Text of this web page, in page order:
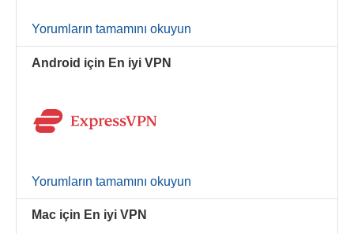
Yorumların tamamını okuyun
Android için En iyi VPN
Yorumların tamamını okuyun
Mac için En iyi VPN